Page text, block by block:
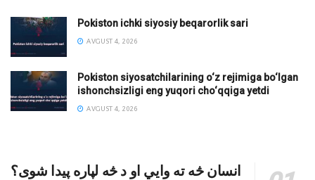
Pokiston ichki siyosiy beqarorlik sari
AVGUST 4, 2026
Pokiston siyosatchilarining o‘z rejimiga bo‘lgan
ishonchsizligi eng yuqori cho‘qqiga yetdi
AVGUST 4, 2026
انسان څه ته وایي او د څه لپاره پیدا شوی؟